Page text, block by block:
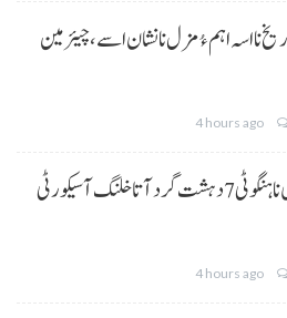
نا اسہ اہم ءُ مزل نا نشان اسے، چیئرمین
4 hours ago
وزیراعلیٰ بلوچستان میر سرفراز بگٹی نا ہنگو ٹی 7 دہشت گرد آتا خلنگ آ سیکورٹی
4 hours ago